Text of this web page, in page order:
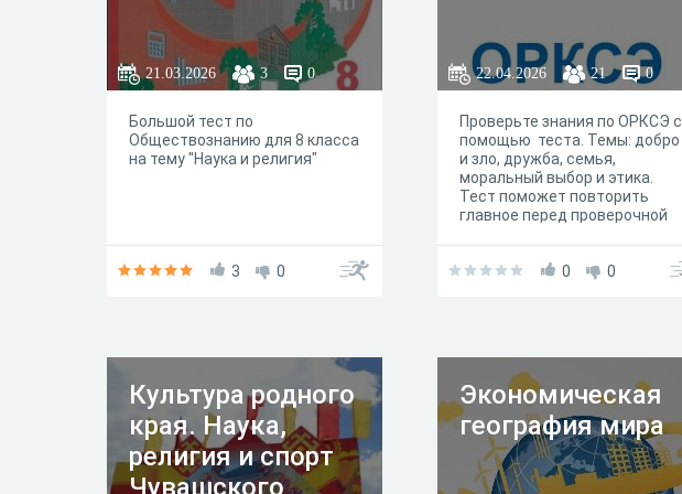
21.03.2026 3 0
Большой тест по
Обществознанию для 8 класса
на тему "Наука и религия"
3 0
22.04.2026 21 0
Проверьте знания по ОРКСЭ с
помощью теста. Темы: добро
и зло, дружба, семья,
моральный выбор и этика.
Тест поможет повторить
главное перед проверочной
0 0
Культура родного
края. Наука,
религия и спорт
Чувашского
Экономическая
география мира